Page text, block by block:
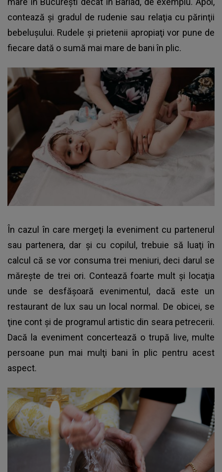
contează şi gradul de rudenie sau relaţia cu părinţii
bebeluşului. Rudele şi prietenii apropiaţi vor pune de
fiecare dată o sumă mai mare de bani în plic.
În cazul în care mergeţi la eveniment cu partenerul
sau partenera, dar şi cu copilul, trebuie să luaţi în
calcul că se vor consuma trei meniuri, deci darul se
măreşte de trei ori. Contează foarte mult şi locaţia
unde se desfăşoară evenimentul, dacă este un
restaurant de lux sau un local normal. De obicei, se
ţine cont şi de programul artistic din seara petrecerii.
Dacă la eveniment concertează o trupă live, multe
persoane pun mai mulţi bani în plic pentru acest
aspect.